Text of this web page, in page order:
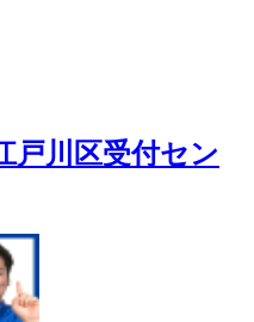
戸川区受付セン